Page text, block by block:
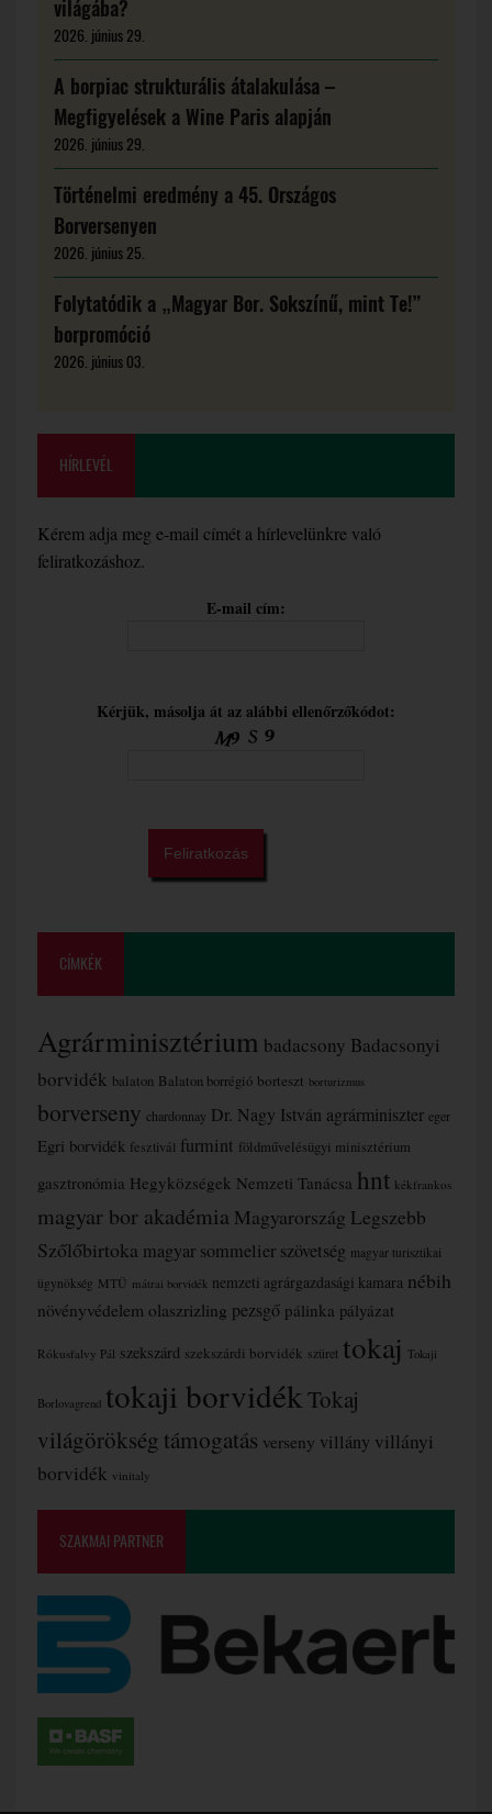
világába?
2026. június 29.
A borpiac strukturális átalakulása –
Megfigyelések a Wine Paris alapján
2026. június 29.
Történelmi eredmény a 45. Országos
Borversenyen
2026. június 25.
Folytatódik a „Magyar Bor. Sokszínű, mint Te!”
borpromóció
2026. június 03.
HÍRLEVÉL
Kérem adja meg e-mail címét a hírlevelünkre való
feliratkozáshoz.
E-mail cím:
Kérjük, másolja át az alábbi ellenőrzőkódot:
CÍMKÉK
Agrárminisztérium badacsony Badacsonyi
borvidék balaton Balaton borrégió borteszt borturizmus
borverseny chardonnay Dr. Nagy István agrárminiszter eger
Egri borvidék fesztivál furmint földművelésügyi minisztérium
gasztronómia Hegyközségek Nemzeti Tanácsa hnt kékfrankos
magyar bor akadémia Magyarország Legszebb
Szőlőbirtoka magyar sommelier szövetség magyar turisztikai
ügynökség MTÜ mátrai borvidék nemzeti agrárgazdasági kamara nébih
növényvédelem olaszrizling pezsgő pálinka pályázat
Rókusfalvy Pál szekszárd szekszárdi borvidék szüret tokaj Tokaji
Borlovagrend tokaji borvidékTokaj
világörökség támogatás verseny villány villányi
borvidék vinitaly
SZAKMAI PARTNER